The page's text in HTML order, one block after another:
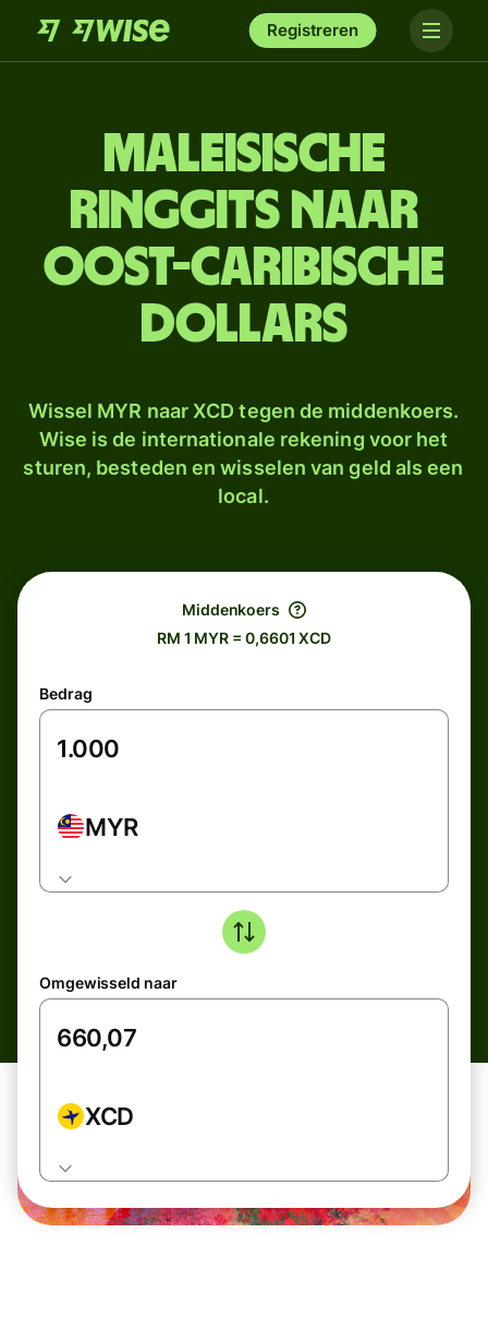
Registreren
Maleisische
ringgits naar
Oost-Caribische
dollars
Wissel MYR naar XCD tegen de middenkoers.
Wise is de internationale rekening voor het
sturen, besteden en wisselen van geld als een
local.
Middenkoers
RM 1 MYR = 0,6601 XCD
Bedrag
MYR
Omgewisseld naar
XCD